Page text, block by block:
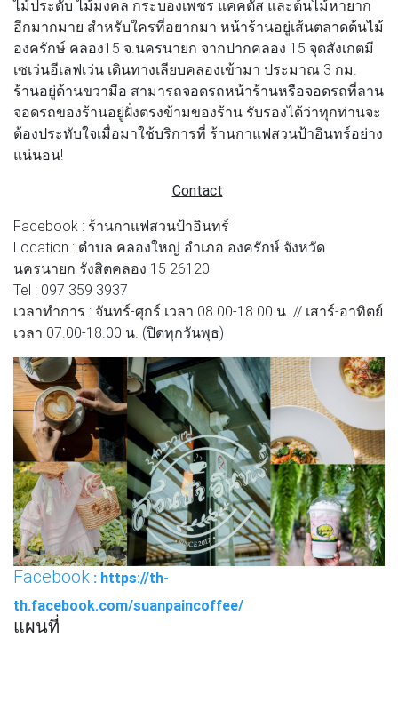
ไม้ประดับ ไม้มงคล กระบองเพชร แคคตัส และต้นไม้หายาก
อีกมากมาย สำหรับใครที่อยากมา หน้าร้านอยู่เส้นตลาดต้นไม้
องครักษ์ คลอง15 จ.นครนายก จากปากคลอง 15 จุดสังเกตมี
เซเว่นอีเลฟเว่น เดินทางเลียบคลองเข้ามา ประมาณ 3 กม.
ร้านอยู่ด้านขวามือ สามารถจอดรถหน้าร้านหรือจอดรถที่ลาน
จอดรถของร้านอยู่ฝั่งตรงข้ามของร้าน รับรองได้ว่าทุกท่านจะ
ต้องประทับใจเมื่อมาใช้บริการที่ ร้านกาแฟสวนป้าอินทร์อย่าง
แน่นอน!
Contact
Facebook : ร้านกาแฟสวนป้าอินทร์
Location : ตำบล คลองใหญ่ อำเภอ องครักษ์ จังหวัด
นครนายก รังสิตคลอง 15 26120
Tel : 097 359 3937
เวลาทำการ : จันทร์-ศุกร์ เวลา 08.00-18.00 น. // เสาร์-อาทิตย์
เวลา 07.00-18.00 น. (ปิดทุกวันพุธ)
Facebook : https://th-
th.facebook.com/suanpaincoffee/
แผนที่